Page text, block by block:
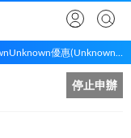
UnknownUnknown優惠(Unknown null)
停止申辦